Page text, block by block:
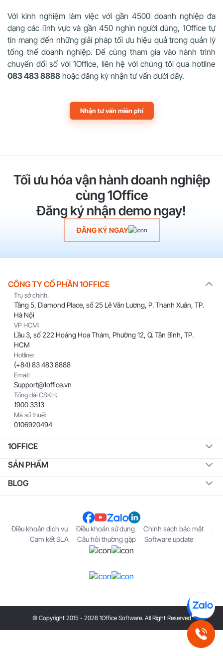
Với kinh nghiệm làm việc với gần 4500 doanh nghiệp đa
dạng các lĩnh vực và gần 450 nghìn người dùng, 1Office tự
tin mang đến những giải pháp tối ưu hiệu quả trong quản lý
tổng thể doanh nghiệp. Để cùng tham gia vào hành trình
chuyển đổi số với 1Office, liên hệ với chúng tôi qua hotline
083 483 8888 hoặc đăng ký nhận tư vấn dưới đây.
Nhận tư vấn miễn phí
Tối ưu hóa vận hành doanh nghiệp
cùng 1Office
Đăng ký nhận demo ngay!
ĐĂNG KÝ NGAY
CÔNG TY CỔ PHẦN 1OFFICE
Trụ sở chính:
Tầng 5, Diamond Place, số 25 Lê Văn Lương, P. Thanh Xuân, TP.
Hà Nội
VP HCM:
Lầu 3, số 222 Hoàng Hoa Thám, Phường 12, Q. Tân Bình, TP.
HCM
Hotline:
(+84) 83 483 8888
Email:
Support@1office.vn
Tổng đài CSKH:
1900 3313
Mã số thuế:
0106920494
1OFFICE
SẢN PHẨM
BLOG
Điều khoản dịch vụ Điều khoản sử dụng
Chính sách bảo mật
Cam kết SLA
Câu hỏi thường gặp Software update
© Copyright 2015 - 2026 1Office Software. All Right Reserved